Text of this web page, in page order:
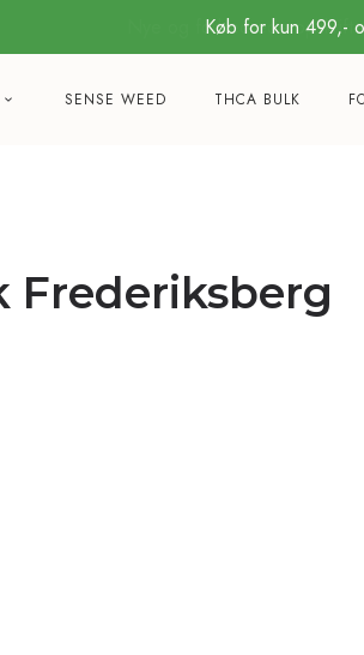
Køb for kun 499,-
SENSE WEED THCA BULK
Frederiksberg